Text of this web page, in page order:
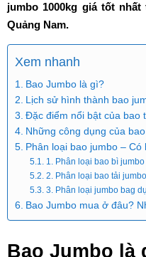
jumbo 1000kg giá tốt
Quảng Nam.
Xem nhanh
Bao Jumbo là gì?
Lịch sử hình thành bao
Đặc điểm nổi bật của bao
Những công dụng của
Phân loại bao jumbo –
1. Phân loại bao bì
2. Phân loại bao tải
3. Phân loại jumbo bag
Bao Jumbo mua ở đâu?
Bao Jumbo là